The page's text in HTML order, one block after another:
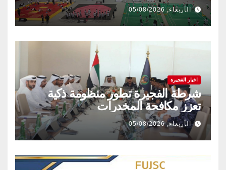
الأربعاء, 05/08/2026
اخبار الفجيرة
شرطة الفجيرة تطور منظومة ذكية
تعزز مكافحة المخدرات
الأربعاء, 05/08/2026